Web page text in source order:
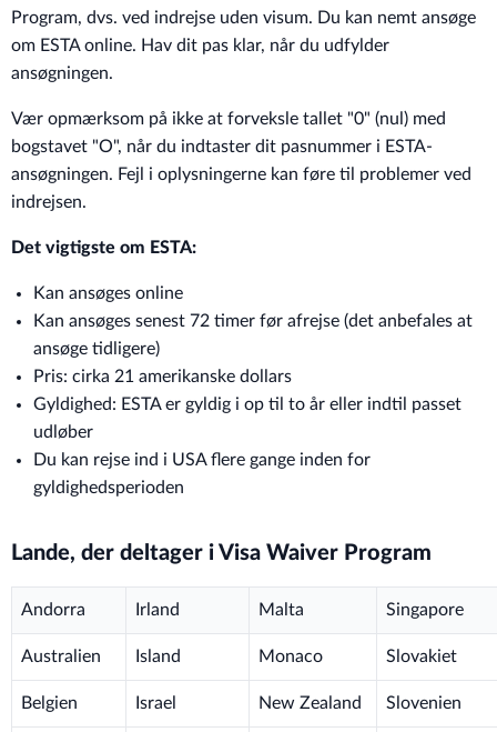
Program, dvs. ved indrejse uden visum. Du kan nemt ansøge
om ESTA online. Hav dit pas klar, når du udfylder
ansøgningen.
Vær opmærksom på ikke at forveksle tallet "0" (nul) med
bogstavet "O", når du indtaster dit pasnummer i ESTA-
ansøgningen. Fejl i oplysningerne kan føre til problemer ved
indrejsen.
Det vigtigste om ESTA:
Kan ansøges online
Kan ansøges senest 72 timer før afrejse (det anbefales at
ansøge tidligere)
Pris: cirka 21 amerikanske dollars
Gyldighed: ESTA er gyldig i op til to år eller indtil passet
udløber
Du kan rejse ind i USA flere gange inden for
gyldighedsperioden
Lande, der deltager i Visa Waiver Program
Andorra Irland Malta Singapore
Australien Island Monaco Slovakiet
Belgien Israel New Zealand Slovenien